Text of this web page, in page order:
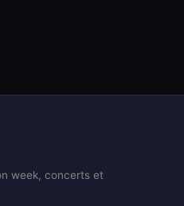
week, concerts et